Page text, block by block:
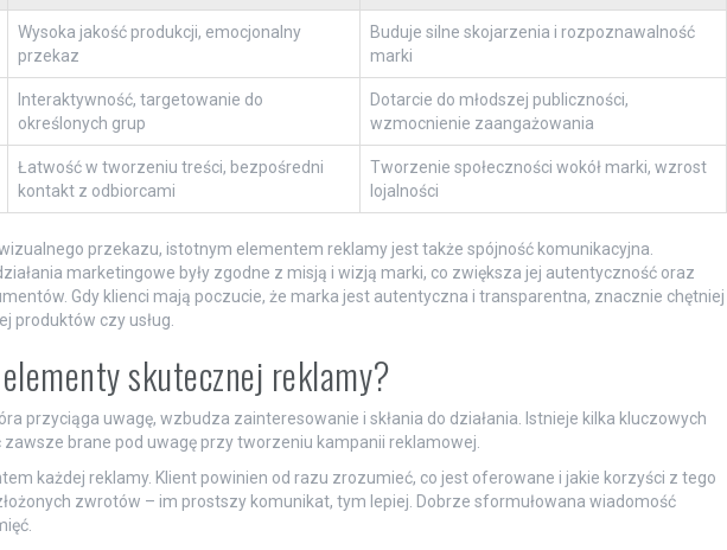
Wysoka jakość produkcji, emocjonalny
przekaz
Buduje silne skojarzenia i rozpoznawalność
marki
Interaktywność, targetowanie do
określonych grup
Dotarcie do młodszej publiczności,
wzmocnienie zaangażowania
Łatwość w tworzeniu treści, bezpośredni
kontakt z odbiorcami
Tworzenie społeczności wokół marki, wzrost
lojalności
przekazu, istotnym elementem reklamy jest także spójność komunikacyjna.
marketingowe były zgodne z misją i wizją marki, co zwiększa jej autentyczność oraz
Gdy klienci mają poczucie, że marka jest autentyczna i transparentna, znacznie chętniej
produktów czy usług.
skutecznej reklamy?
przyciąga uwagę, wzbudza zainteresowanie i skłania do działania. Istnieje kilka kluczowych
brane pod uwagę przy tworzeniu kampanii reklamowej.
każdej reklamy. Klient powinien od razu zrozumieć, co jest oferowane i jakie korzyści z tego
zwrotów – im prostszy komunikat, tym lepiej. Dobrze sformułowana wiadomość